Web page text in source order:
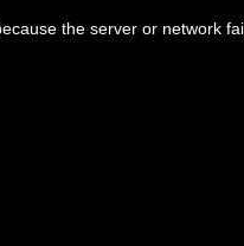
the server or network